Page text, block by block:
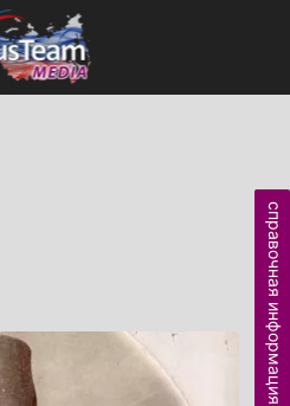
справочная информация